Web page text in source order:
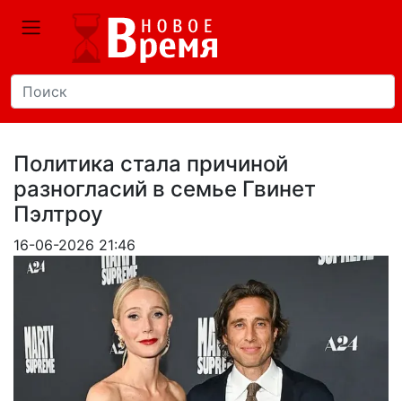
Политика стала причиной
разногласий в семье Гвинет
Пэлтроу
16-06-2026 21:46